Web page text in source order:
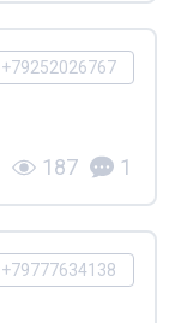
+79252026767
187 1
+79777634138